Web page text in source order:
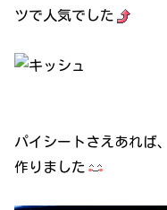
ツで人気でした
パイシートさえあれば
作りました